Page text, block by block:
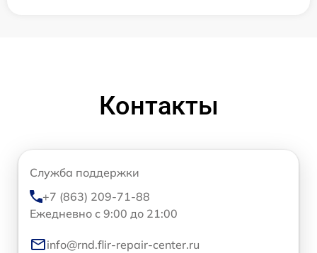
Контакты
Служба поддержки
+7 (863) 209-71-88
Ежедневно с 9:00 до 21:00
info@rnd.flir-repair-center.ru